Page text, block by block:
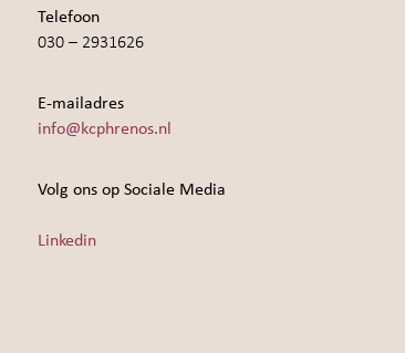
Telefoon
030 – 2931626
E-mailadres
info@kcphrenos.nl
Volg ons op Sociale Media
Linkedin